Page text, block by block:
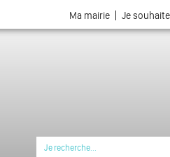
Ma mairie Je